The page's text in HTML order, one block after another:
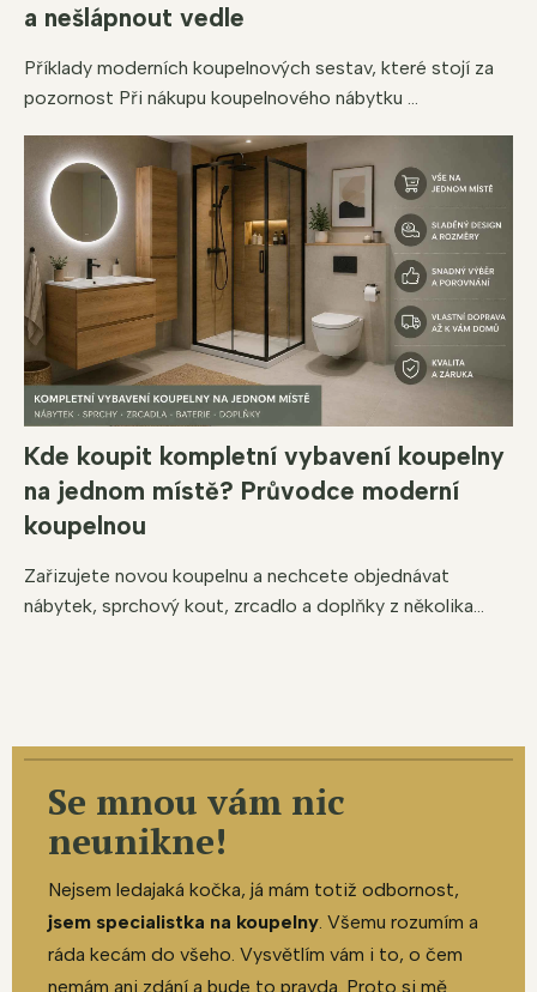
a nešlápnout vedle
Příklady moderních koupelnových sestav, které stojí za
pozornost Při nákupu koupelnového nábytku ...
Kde koupit kompletní vybavení koupelny
na jednom místě? Průvodce moderní
koupelnou
Zařizujete novou koupelnu a nechcete objednávat
nábytek, sprchový kout, zrcadlo a doplňky z několika...
Se mnou vám nic
neunikne!
Nejsem ledajaká kočka, já mám totiž odbornost,
jsem specialistka na koupelny. Všemu rozumím a
ráda kecám do všeho. Vysvětlím vám i to, o čem
nemám ani zdání a bude to pravda. Proto si mě